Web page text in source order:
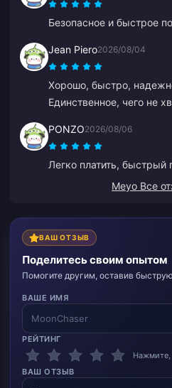
Безопасное и быстрое
Jean Piero2026/08/04
Хорошо, быстро,
Единственное, чего не
пополнения.
PONZO2026/08/06
Легко платить, быстрый
Meyo Все
ВАШ ОТЗЫВ
Поделитесь своим опытом
Помогите другим, оставив
ВАШЕ ИМЯ
РЕЙТИНГ
Нажмите,
ВАШ ОТЗЫВ